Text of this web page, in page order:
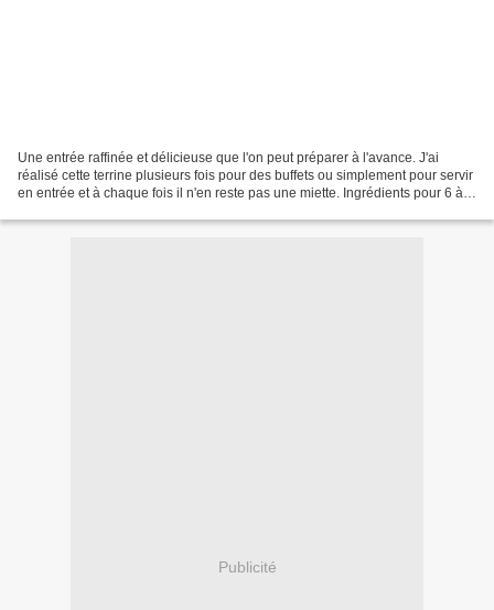
Une entrée raffinée et délicieuse que l'on peut préparer à l'avance. J'ai
réalisé cette terrine plusieurs fois pour des buffets ou simplement pour servir
en entrée et à chaque fois il n'en reste pas une miette. Ingrédients pour 6 à 8
Publicité